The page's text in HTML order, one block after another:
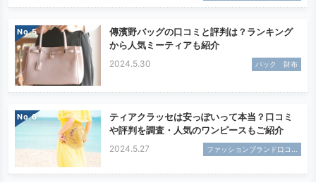
No.
傳濱野バッグの口コミと評判は？ランキング
から人気ミーティアも紹介
2024.5.30 バック 財布
No.
ティアクラッセは安っぽいって本当？口コミ
や評判を調査・人気のワンピースもご紹介
2024.5.27 ファッションブランド口コ...